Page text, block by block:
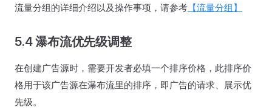
流量分组的详细介绍以及操作事项，请参考 【流量分组】
5.4 瀑布流优先级调整
在创建广告源时，需要开发者必填一个排序价格，此排序价
格用于该广告源在瀑布流里的排序，即广告的请求、展示优
先级。